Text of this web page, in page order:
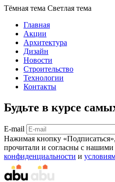
Тёмная тема Светлая тема
Главная
Акции
Архитектура
Дизайн
Новости
Строительство
Технологии
Контакты
Будьте в курсе
E-mail
Нажимая кнопку
прочитали и согласны с нашими
конфиденциальности и